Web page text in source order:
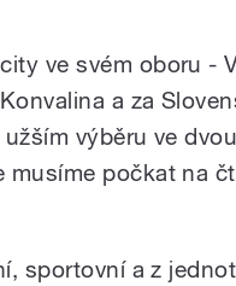
ve svém oboru -
a za
výběru ve
musíme počkat na
sportovní a z